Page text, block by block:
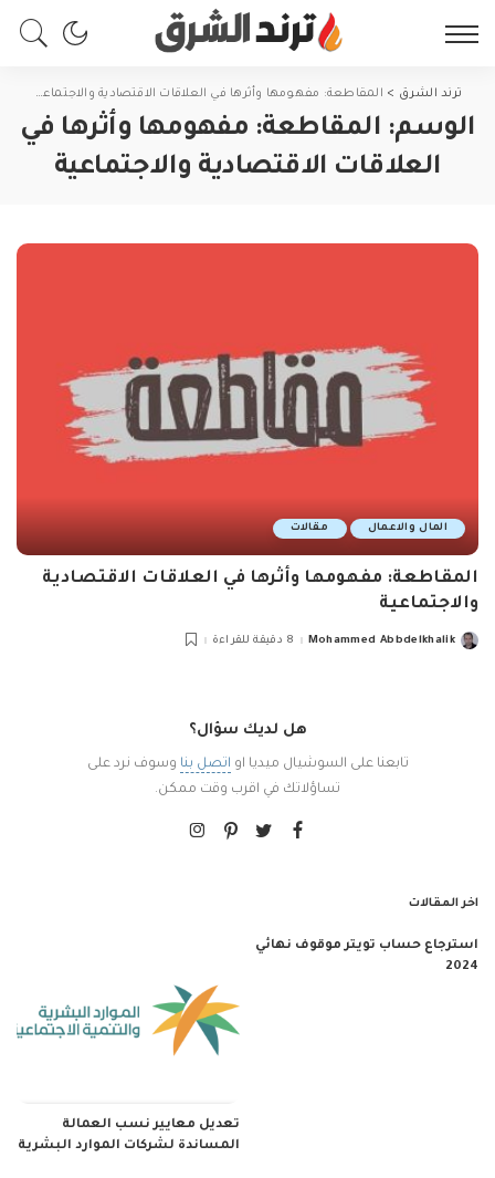
ترند الشرق > المقاطعة: مفهومها وأثرها في العلاقات الاقتصادية والاجتماعية
الوسم: المقاطعة: مفهومها وأثرها في
العلاقات الاقتصادية والاجتماعية
المال والاعمال مقالات
المقاطعة: مفهومها وأثرها في العلاقات الاقتصادية
والاجتماعية
Posted
Mohammed Abbdelkhalik 8 دقيقة للقراءة
هل لديك سؤال؟
تابعنا على السوشيال ميديا او اتصل بنا وسوف نرد على
تساؤلاتك في اقرب وقت ممكن.
اخر المقالات
استرجاع حساب تويتر موقوف نهائي
2024
تعديل معايير نسب العمالة
المساندة لشركات الموارد البشرية